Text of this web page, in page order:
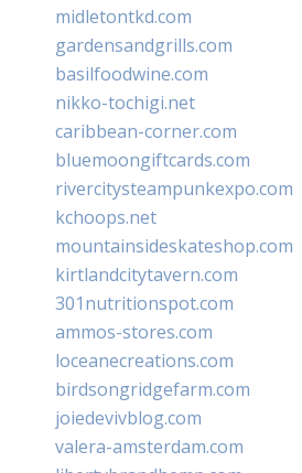
midletontkd.com
gardensandgrills.com
basilfoodwine.com
nikko-tochigi.net
caribbean-corner.com
bluemoongiftcards.com
rivercitysteampunkexpo.com
kchoops.net
mountainsideskateshop.com
kirtlandcitytavern.com
301nutritionspot.com
ammos-stores.com
loceanecreations.com
birdsongridgefarm.com
joiedevivblog.com
valera-amsterdam.com